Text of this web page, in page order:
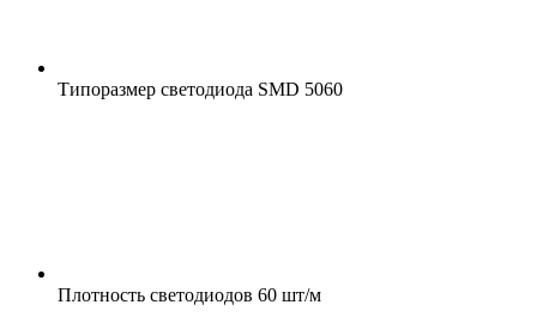
Типоразмер светодиода SMD 5060
Плотность светодиодов 60 шт/м